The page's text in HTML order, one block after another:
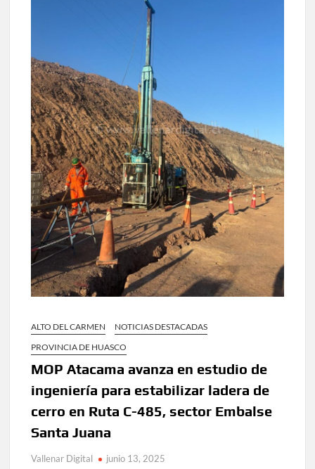
ALTO DEL CARMEN
NOTICIAS DESTACADAS
PROVINCIA DE HUASCO
MOP Atacama avanza en estudio de
ingeniería para estabilizar ladera de
cerro en Ruta C-485, sector Embalse
Santa Juana
Vallenar Digital junio 13, 2025